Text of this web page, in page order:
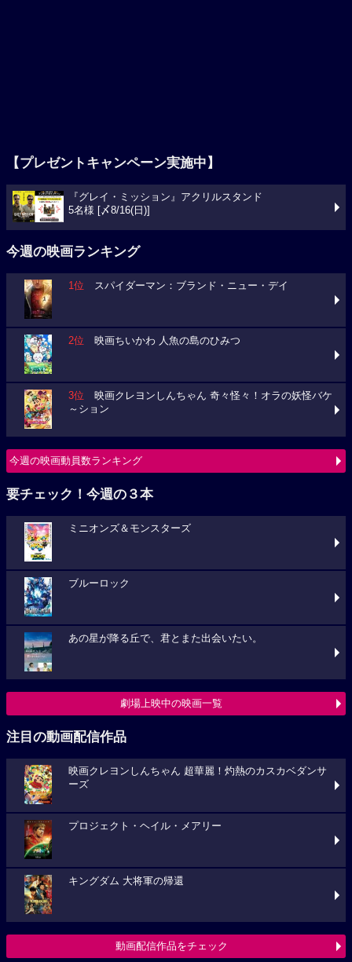
【プレゼントキャンペーン実施中】
『グレイ・ミッション』アクリルスタンド
5名様 [〆8/16(日)]
今週の映画ランキング
1位 スパイダーマン：ブランド・ニュー・デイ
2位 映画ちいかわ 人魚の島のひみつ
3位 映画クレヨンしんちゃん 奇々怪々！オラの妖怪バケ
～ション
今週の映画動員数ランキング
要チェック！今週の３本
ミニオンズ＆モンスターズ
ブルーロック
あの星が降る丘で、君とまた出会いたい。
劇場上映中の映画一覧
注目の動画配信作品
映画クレヨンしんちゃん 超華麗！灼熱のカスカベダンサ
ーズ
プロジェクト・ヘイル・メアリー
キングダム 大将軍の帰還
動画配信作品をチェック